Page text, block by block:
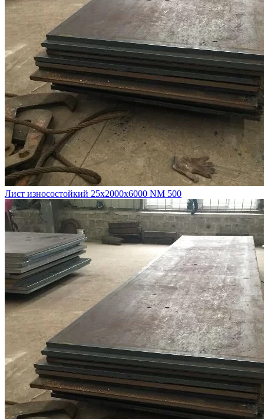
Лист износостойкий 25х2000х6000 NM 500